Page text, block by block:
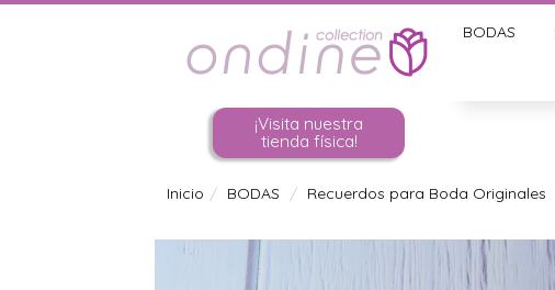
BODAS
¡Visita nuestra
tienda física!
Inicio BODAS Recuerdos para Boda Originales